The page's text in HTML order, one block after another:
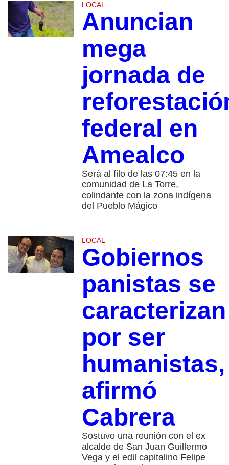
LOCAL
Anuncian
mega
jornada de
federal en
Amealco
Será al filo de las 07:45 en la
comunidad de La Torre,
colindante con la zona indígena
del Pueblo Mágico
LOCAL
Gobiernos
panistas se
caracterizan
por ser
humanistas,
afirmó
Cabrera
Sostuvo una reunión con el ex
alcalde de San Juan Guillermo
Vega y el edil capitalino Felipe